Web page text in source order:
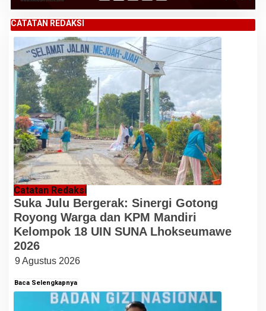
CATATAN REDAKSI
Catatan Redaksi
Suka Julu Bergerak: Sinergi Gotong
Royong Warga dan KPM Mandiri
Kelompok 18 UIN SUNA Lhokseumawe
2026
9 Agustus 2026
Baca Selengkapnya